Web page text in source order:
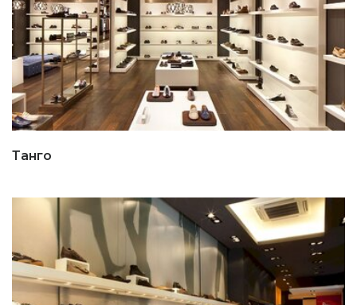
Танго